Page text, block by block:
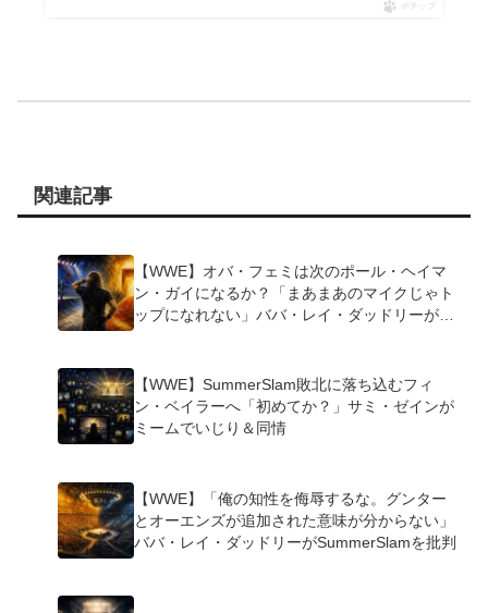
ポチップ
関連記事
【WWE】オバ・フェミは次のポール・ヘイマ
ン・ガイになるか？「まあまあのマイクじゃト
ップになれない」ババ・レイ・ダッドリーが指
【WWE】SummerSlam敗北に落ち込むフィ
ン・ベイラーへ「初めてか？」サミ・ゼインが
ミームでいじり＆同情
【WWE】「俺の知性を侮辱するな。グンター
とオーエンズが追加された意味が分からない」
ババ・レイ・ダッドリーがSummerSlamを批判